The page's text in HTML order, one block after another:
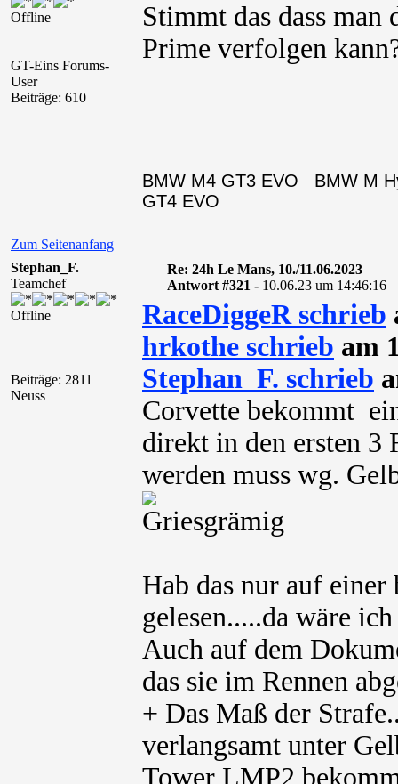
Offline
GT-Eins Forums-
User
Beiträge: 610
Stimmt das dass
Prime verfolgen
Zum Seitenanfang
BMW M4 GT3 EVO BMW M
GT4 EVO
Stephan_F.
Teamchef
Offline
Beiträge: 2811
Neuss
Re: 24h Le Mans, 10./11.06.2023
Antwort #321 - 10.06.23 um 14:46:16
RaceDiggeR schrieb
hrkothe schrieb am
Stephan_F. schrieb
Corvette bekommt
direkt in den ersten 3
werden muss wg.
Hab das nur auf einer
gelesen.....da wäre
Auch auf dem
das sie im Rennen
+ Das Maß der
verlangsamt unter
Tower LMP2